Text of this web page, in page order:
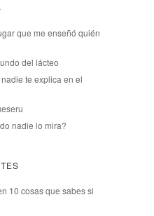
que me enseñó quién
del lácteo
te explica en el
nadie lo mira?
10 cosas que sabes si